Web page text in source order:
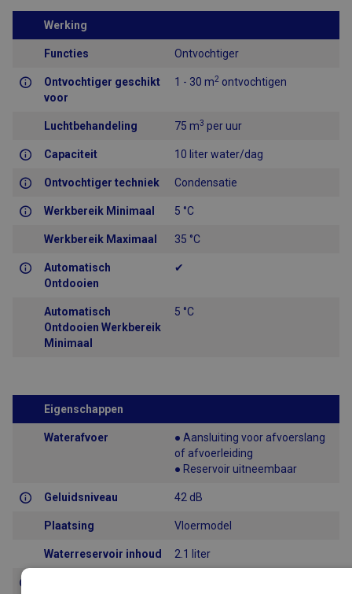
Werking
Functies Ontvochtiger
Ontvochtiger geschikt
voor
1 - 30 m2 ontvochtigen
Luchtbehandeling 75 m3 per uur
Capaciteit 10 liter water/dag
Ontvochtiger techniek Condensatie
Werkbereik Minimaal 5 °C
Werkbereik Maximaal 35 °C
Automatisch
Ontdooien
✔
Automatisch
Ontdooien Werkbereik
Minimaal
5 °C
Eigenschappen
Waterafvoer
● Aansluiting voor afvoerslang
of afvoerleiding
● Reservoir uitneembaar
Geluidsniveau 42 dB
Plaatsing Vloermodel
Waterreservoir inhoud 2.1 liter